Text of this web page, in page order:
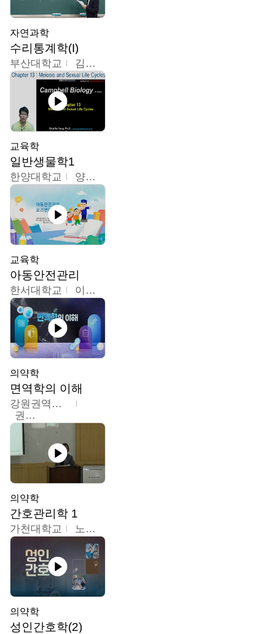
자연과학
수리통계학(I)
부산대학교 김충락
교육학
일반생물학1
한양대학교 양철수
교육학
아동안전관리
한서대학교 이태연
의약학
면역학의 이해
강원권역센터
권보인
의약학
간호관리학 1
가천대학교 노원정
의약학
성인간호학(2)